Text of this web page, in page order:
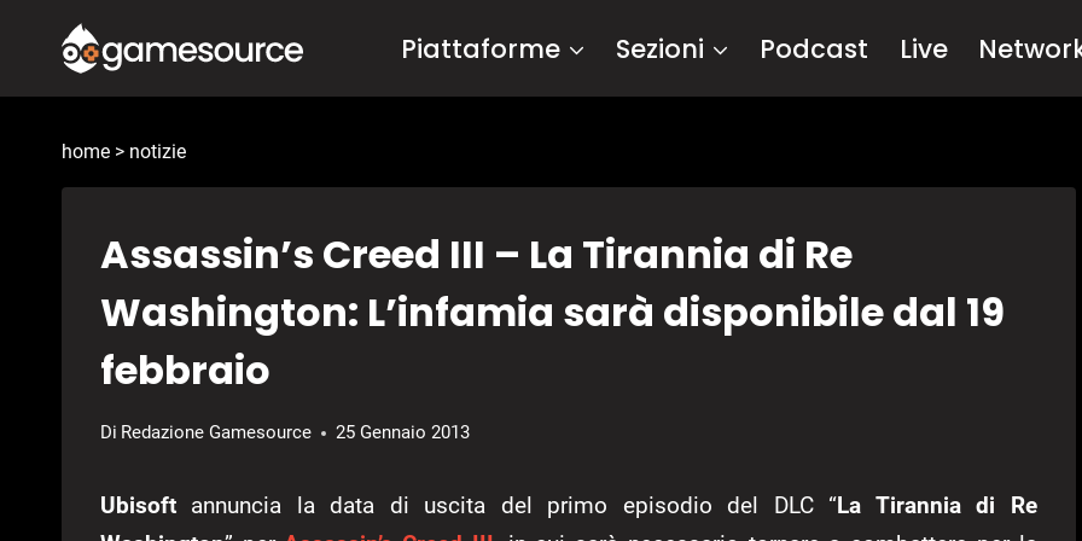
contenuto
Piattaforme Sezioni Podcast Live
home > notizie
Assassin’s Creed III – La Tirannia di Re
Washington: L’infamia sarà disponibile dal 19
febbraio
Di Redazione Gamesource 25 Gennaio 2013
Ubisoft annuncia la data di uscita del primo episodio del DLC “La Tirannia di Re